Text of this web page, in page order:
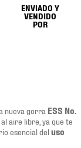
ENVIADO Y
VENDIDO
POR
nueva gorra ESS No.
aire libre, ya que te
esencial deluso